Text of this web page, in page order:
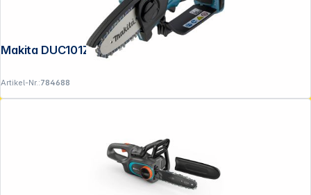
Makita DUC101Z Akku-Astsäge
Artikel-Nr.:784688